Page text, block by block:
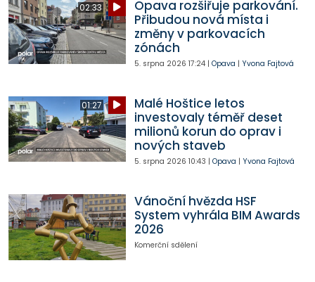
02:33
Opava rozšiřuje parkování.
Přibudou nová místa i
změny v parkovacích
zónách
5. srpna 2026 17:24| Opava | Yvona Fajtová
01:27
Malé Hoštice letos
investovaly téměř deset
milionů korun do oprav i
nových staveb
5. srpna 2026 10:43 | Opava | Yvona Fajtová
Vánoční hvězda HSF
System vyhrála BIM Awards
2026
Komerční sdělení